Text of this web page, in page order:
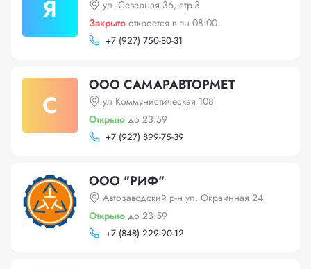
Я
ул. Северная 36, стр.3
Закрыто откроется в пн 08:00
+7 (927) 750-80-31
С
ООО САМАРАВТОРМЕТ
ул Коммунистическая 108
Открыто до 23:59
+7 (927) 899-75-39
ООО "РИФ"
Автозаводский р-н ул. Окраинная 24
Открыто до 23:59
+7 (848) 229-90-12